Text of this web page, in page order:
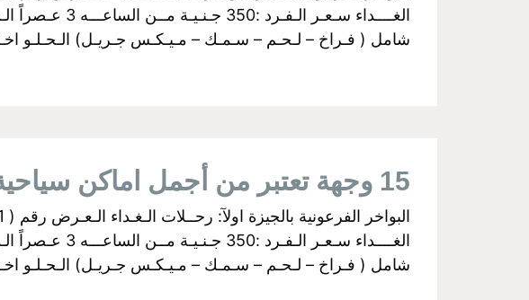
شامل ( فـراخ – لـحـم – سـمـك – مـيـكـس جـريـل) الـحـلـو
15 وجهة تعتبر من أجمل اماكن سياحية على النيل فى القاهرة
شامل ( فـراخ – لـحـم – سـمـك – مـيـكـس جـريـل) الـحـلـو